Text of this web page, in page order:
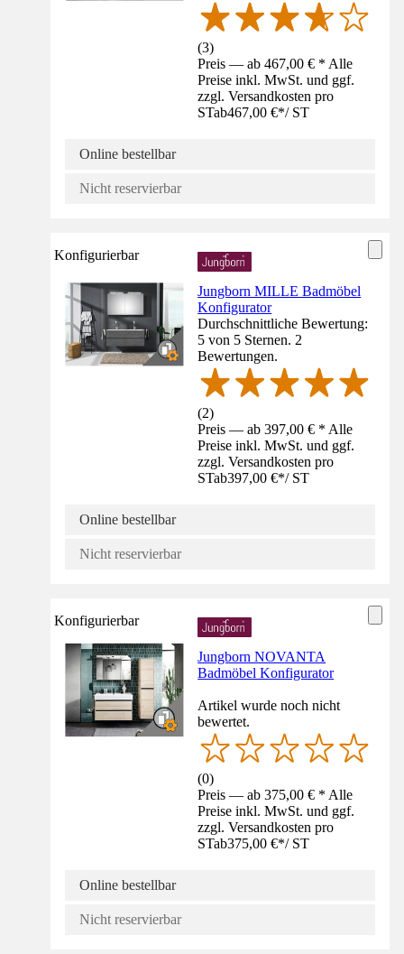
(3)
Preis — ab 467,00 € * Alle
Preise inkl. MwSt. und ggf.
zzgl. Versandkosten pro
STab467,00 €*/ ST
Online bestellbar
Nicht reservierbar
Konfigurierbar
Jungborn MILLE Badmöbel
Konfigurator
Durchschnittliche Bewertung:
5 von 5 Sternen. 2
Bewertungen.
(2)
Preis — ab 397,00 € * Alle
Preise inkl. MwSt. und ggf.
zzgl. Versandkosten pro
STab397,00 €*/ ST
Online bestellbar
Nicht reservierbar
Konfigurierbar
Jungborn NOVANTA
Badmöbel Konfigurator
Artikel wurde noch nicht
bewertet.
(0)
Preis — ab 375,00 € * Alle
Preise inkl. MwSt. und ggf.
zzgl. Versandkosten pro
STab375,00 €*/ ST
Online bestellbar
Nicht reservierbar